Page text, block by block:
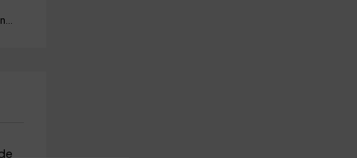
Piscina · Barbacoa · Mascotas · Chimenea